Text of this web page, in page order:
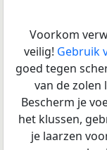
Voorkom
veilig! Gebruik
goed tegen
van de zolen
Bescherm je
het klussen,
je laarzen